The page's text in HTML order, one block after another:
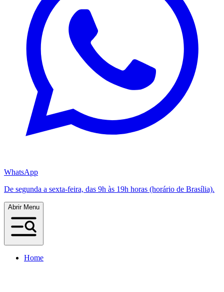
WhatsApp
De segunda a sexta-feira, das 9h às 19h horas (horário de Brasília).
Abrir Menu
Home